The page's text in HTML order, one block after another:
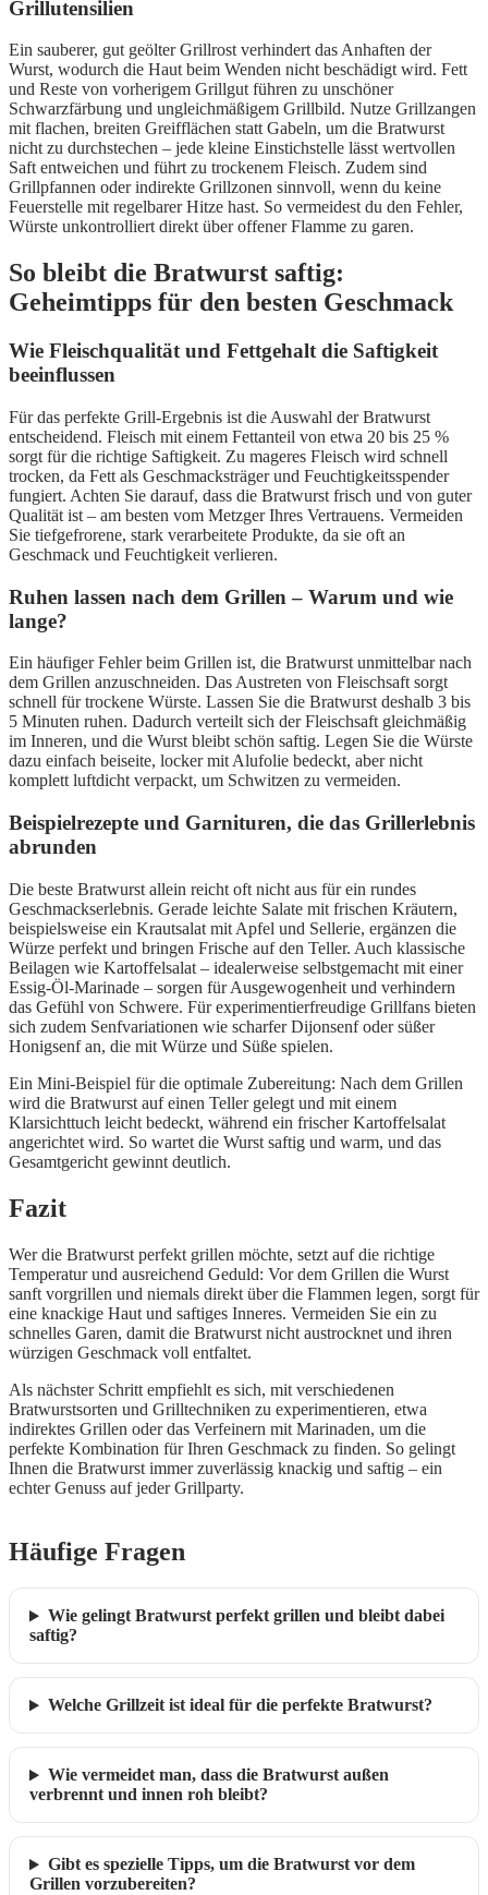
Grillutensilien
Ein sauberer, gut geölter Grillrost verhindert das Anhaften der
Wurst, wodurch die Haut beim Wenden nicht beschädigt wird. Fett
und Reste von vorherigem Grillgut führen zu unschöner
Schwarzfärbung und ungleichmäßigem Grillbild. Nutze Grillzangen
mit flachen, breiten Greifflächen statt Gabeln, um die Bratwurst
nicht zu durchstechen – jede kleine Einstichstelle lässt wertvollen
Saft entweichen und führt zu trockenem Fleisch. Zudem sind
Grillpfannen oder indirekte Grillzonen sinnvoll, wenn du keine
Feuerstelle mit regelbarer Hitze hast. So vermeidest du den Fehler,
Würste unkontrolliert direkt über offener Flamme zu garen.
So bleibt die Bratwurst saftig:
Geheimtipps für den besten Geschmack
Wie Fleischqualität und Fettgehalt die Saftigkeit
beeinflussen
Für das perfekte Grill-Ergebnis ist die Auswahl der Bratwurst
entscheidend. Fleisch mit einem Fettanteil von etwa 20 bis 25 %
sorgt für die richtige Saftigkeit. Zu mageres Fleisch wird schnell
trocken, da Fett als Geschmacksträger und Feuchtigkeitsspender
fungiert. Achten Sie darauf, dass die Bratwurst frisch und von guter
Qualität ist – am besten vom Metzger Ihres Vertrauens. Vermeiden
Sie tiefgefrorene, stark verarbeitete Produkte, da sie oft an
Geschmack und Feuchtigkeit verlieren.
Ruhen lassen nach dem Grillen – Warum und wie
lange?
Ein häufiger Fehler beim Grillen ist, die Bratwurst unmittelbar nach
dem Grillen anzuschneiden. Das Austreten von Fleischsaft sorgt
schnell für trockene Würste. Lassen Sie die Bratwurst deshalb 3 bis
5 Minuten ruhen. Dadurch verteilt sich der Fleischsaft gleichmäßig
im Inneren, und die Wurst bleibt schön saftig. Legen Sie die Würste
dazu einfach beiseite, locker mit Alufolie bedeckt, aber nicht
komplett luftdicht verpackt, um Schwitzen zu vermeiden.
Beispielrezepte und Garnituren, die das Grillerlebnis
abrunden
Die beste Bratwurst allein reicht oft nicht aus für ein rundes
Geschmackserlebnis. Gerade leichte Salate mit frischen Kräutern,
beispielsweise ein Krautsalat mit Apfel und Sellerie, ergänzen die
Würze perfekt und bringen Frische auf den Teller. Auch klassische
Beilagen wie Kartoffelsalat – idealerweise selbstgemacht mit einer
Essig-Öl-Marinade – sorgen für Ausgewogenheit und verhindern
das Gefühl von Schwere. Für experimentierfreudige Grillfans bieten
sich zudem Senfvariationen wie scharfer Dijonsenf oder süßer
Honigsenf an, die mit Würze und Süße spielen.
Ein Mini-Beispiel für die optimale Zubereitung: Nach dem Grillen
wird die Bratwurst auf einen Teller gelegt und mit einem
Klarsichttuch leicht bedeckt, während ein frischer Kartoffelsalat
angerichtet wird. So wartet die Wurst saftig und warm, und das
Gesamtgericht gewinnt deutlich.
Fazit
Wer die Bratwurst perfekt grillen möchte, setzt auf die richtige
Temperatur und ausreichend Geduld: Vor dem Grillen die Wurst
sanft vorgrillen und niemals direkt über die Flammen legen, sorgt für
eine knackige Haut und saftiges Inneres. Vermeiden Sie ein zu
schnelles Garen, damit die Bratwurst nicht austrocknet und ihren
würzigen Geschmack voll entfaltet.
Als nächster Schritt empfiehlt es sich, mit verschiedenen
Bratwurstsorten und Grilltechniken zu experimentieren, etwa
indirektes Grillen oder das Verfeinern mit Marinaden, um die
perfekte Kombination für Ihren Geschmack zu finden. So gelingt
Ihnen die Bratwurst immer zuverlässig knackig und saftig – ein
echter Genuss auf jeder Grillparty.
Häufige Fragen
Wie gelingt Bratwurst perfekt grillen und bleibt dabei
saftig?
Welche Grillzeit ist ideal für die perfekte Bratwurst?
Wie vermeidet man, dass die Bratwurst außen
verbrennt und innen roh bleibt?
Gibt es spezielle Tipps, um die Bratwurst vor dem
Grillen vorzubereiten?